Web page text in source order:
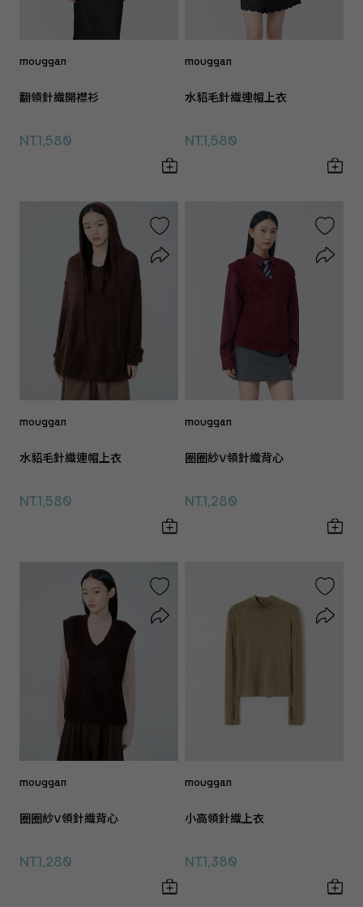
mouggan
翻領針織開襟衫
NT.1,580
mouggan
水貂毛針織連帽上衣
NT.1,580
mouggan
水貂毛針織連帽上衣
NT.1,580
mouggan
圈圈紗V領針織背心
NT.1,280
mouggan
圈圈紗V領針織背心
NT.1,280
mouggan
小高領針織上衣
NT.1,380